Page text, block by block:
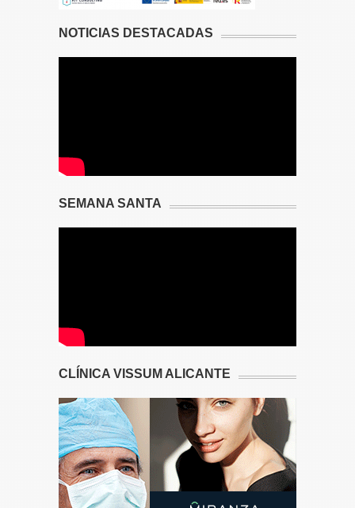
NOTICIAS DESTACADAS
SEMANA SANTA
CLÍNICA VISSUM ALICANTE